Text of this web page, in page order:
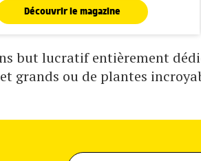
Découvrir le magazine
but lucratif entièrement
grands ou de plantes